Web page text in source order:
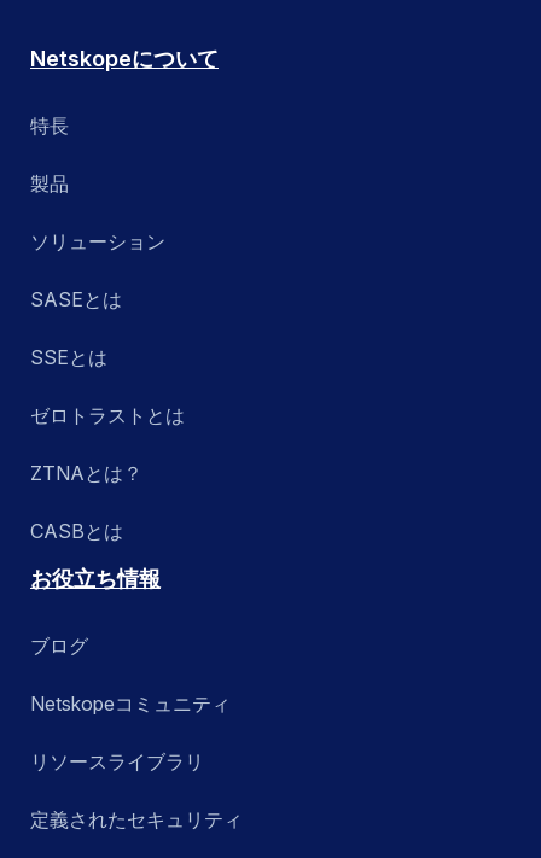
Netskopeについて
特長
製品
ソリューション
SASEとは
SSEとは
ゼロトラストとは
ZTNAとは？
CASBとは
お役立ち情報
ブログ
Netskopeコミュニティ
リソースライブラリ
定義されたセキュリティ